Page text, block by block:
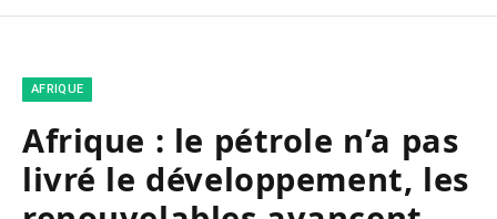
AFRIQUE
Afrique : le pétrole n’a pas
livré le développement, les